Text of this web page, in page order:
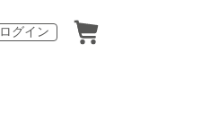
ログイン